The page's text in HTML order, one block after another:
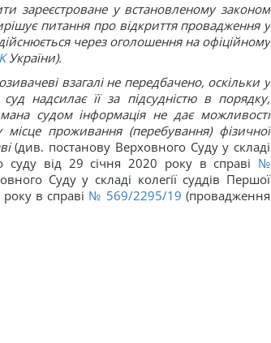
зареєстроване у встановленому законом
питання про відкриття провадження у
через оголошення на офіційному
України).
взагалі не передбачено, оскільки у
надсилає її за підсудністю в порядку,
судом інформація не дає можливості
проживання (перебування) фізичної
(див. постанову Верховного Суду у складі
суду від 29 січня 2020 року в справі №
Суду у складі колегії суддів Першої
в справі № 569/2295/19 (провадження